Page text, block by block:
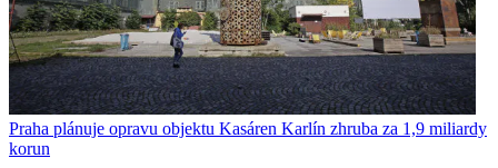
Praha plánuje opravu objektu Kasáren Karlín zhruba za 1,9 miliardy
korun